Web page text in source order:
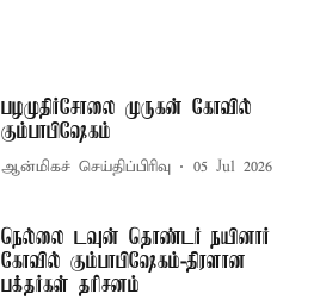
பழமுதிர்சோலை முருகன் கோவில்
கும்பாபிஷேகம்
ஆன்மிகச் செய்திப்பிரிவு 05 Jul 2026
நெல்லை டவுன் தொண்டர் நயினார்
கோவில் கும்பாபிஷேகம்-திரளான
பக்தர்கள் தரிசனம்